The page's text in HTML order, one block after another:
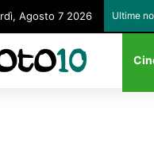
Agosto 7 2026 Ultime